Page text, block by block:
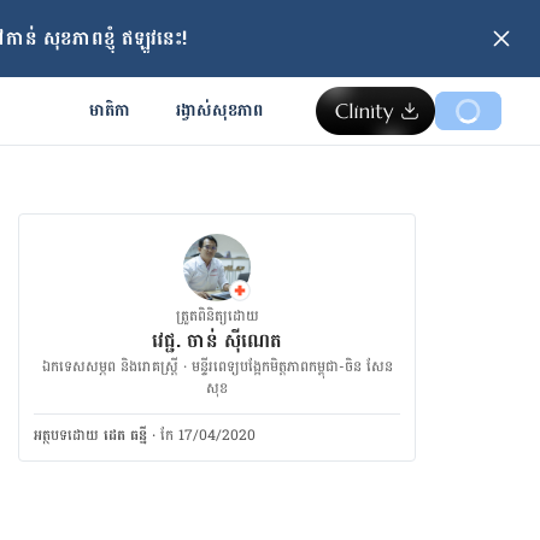
ន់ សុខភាពខ្ញុំ ឥឡូវនេះ!
មាតិកា រង្វាស់​សុខភាព
ត្រួតពិនិត្យដោយ
វេជ្ជ. ចាន់ ស៊ីណេត
ឯកទេសសម្ភព និងរោគស្ត្រី · ម​ន្ទីរពេទ្យបង្អែកមិត្តភាពកម្ពុជា-ចិន សែន
សុខ
អត្ថបទ​ដោយ ដេត ធន្នី ·កែ 17/04/2020